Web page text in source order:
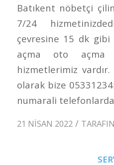
Batıkent nöbetçi
7/24
çevresine 15 dk gibi
açma oto
hizmetlerimiz
olarak bize
numarali
21 NISAN 2022 /